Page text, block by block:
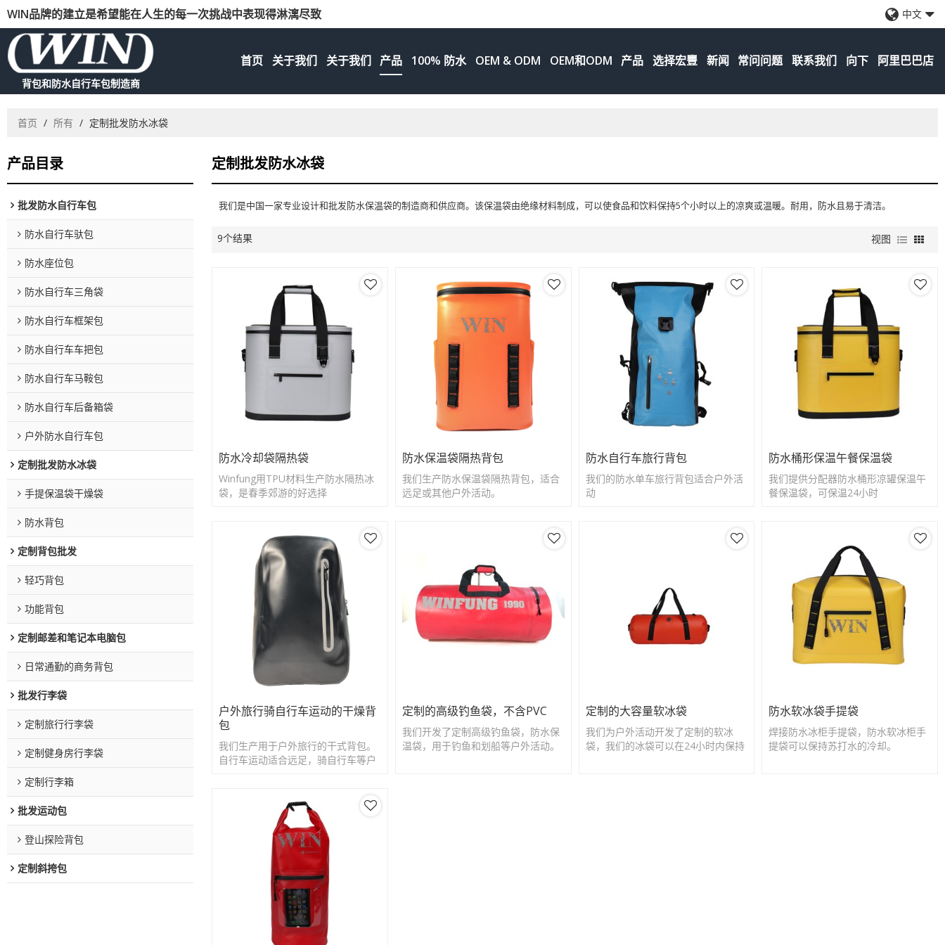
WIN品牌的建立是希望能在人生的每一次挑战中表现得淋漓尽致 中文
背包和防水自行车包制造商
首页 关于我们 关于我们 产品 100% 防水 OEM & ODM OEM和ODM 产品 选择宏豐 新闻 常问问题 联系我们 向下 阿里巴巴店
首页 / 所有 / 定制批发防水冰袋
产品目录
批发防水自行车包
防水自行车驮包
防水座位包
防水自行车三角袋
防水自行车框架包
防水自行车车把包
防水自行车马鞍包
防水自行车后备箱袋
户外防水自行车包
定制批发防水冰袋
手提保温袋干燥袋
防水背包
定制背包批发
轻巧背包
功能背包
定制邮差和笔记本电脑包
日常通勤的商务背包
批发行李袋
定制旅行行李袋
定制健身房行李袋
定制行李箱
批发运动包
登山探险背包
定制斜挎包
定制批发防水冰袋
我们是中国一家专业设计和批发防水保温袋的制造商和供应商。该保温袋由绝缘材料制成，可以使食品和饮料保持5个小时以上的凉爽或温暖。耐用，防水且易于清洁。
9个结果 视图
防水冷却袋隔热袋
Winfung用TPU材料生产防水隔热冰
袋，是春季郊游的好选择
防水保温袋隔热背包
我们生产防水保温袋隔热背包，适合
远足或其他户外活动。
防水自行车旅行背包
我们的防水单车旅行背包适合户外活
动
防水桶形保温午餐保温袋
我们提供分配器防水桶形凉罐保温午
餐保温袋，可保温24小时
户外旅行骑自行车运动的干燥背
包
我们生产用于户外旅行的干式背包。
自行车运动适合远足，骑自行车等户
定制的高级钓鱼袋，不含PVC
我们开发了定制高级钓鱼袋，防水保
温袋，用于钓鱼和划船等户外活动。
定制的大容量软冰袋
我们为户外活动开发了定制的软冰
袋，我们的冰袋可以在24小时内保持
防水软冰袋手提袋
焊接防水冰柜手提袋，防水软冰柜手
提袋可以保持苏打水的冷却。